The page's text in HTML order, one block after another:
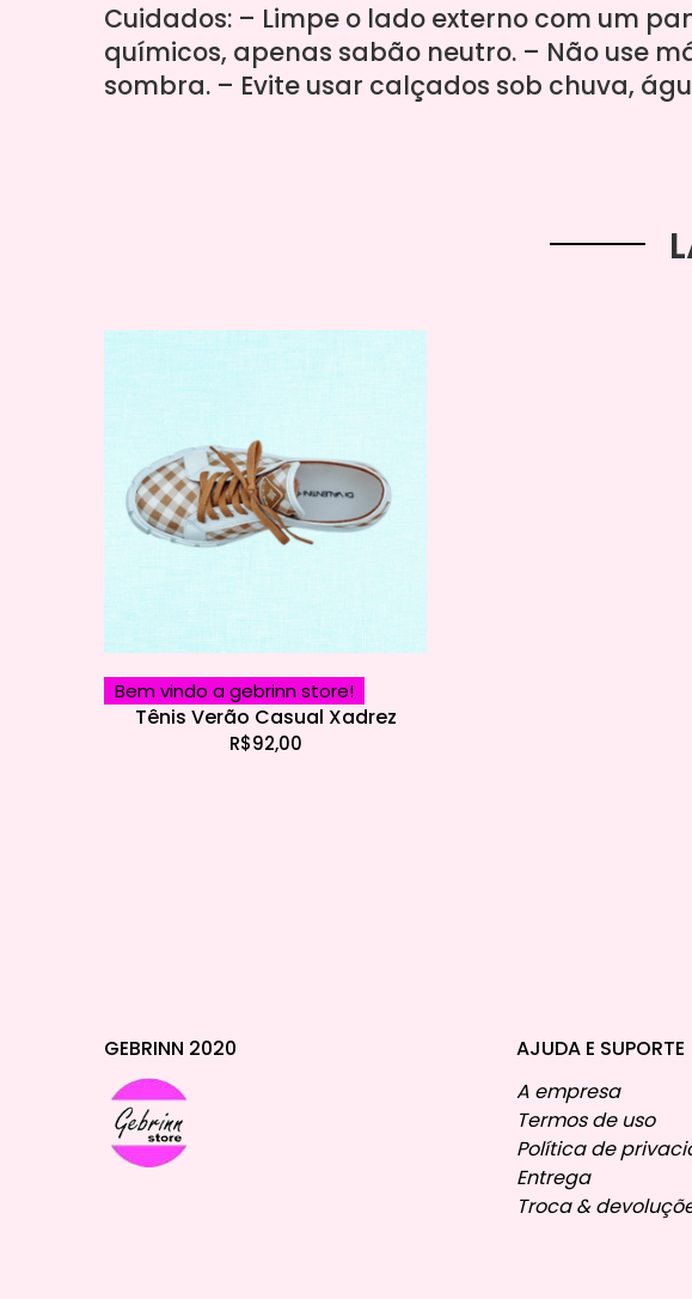
Cuidados: – Limpe o lado externo com um
químicos, apenas sabão neutro. – Não use
sombra. – Evite usar calçados sob chuva,
Bem vindo a gebrinn store!
Tênis Verão Casual Xadrez
R$92,00
GEBRINN 2020
AJUDA E SUPORTE
A empresa
Termos de uso
Política de
Entrega
Troca &